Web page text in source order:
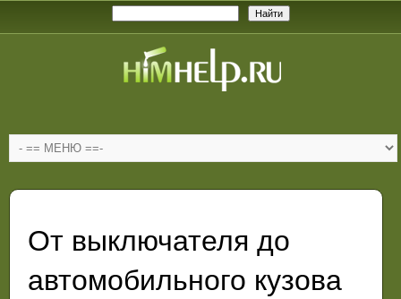
От выключателя до
автомобильного кузова